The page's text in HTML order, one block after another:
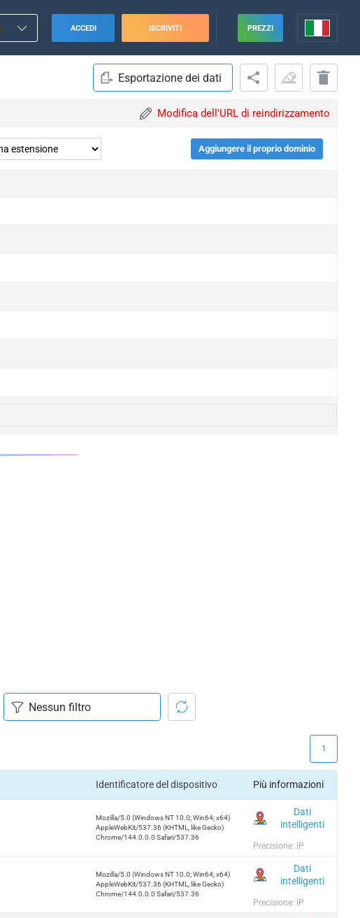
ACCEDI ISCRIVITI PREZZI
Esportazione dei dati
Modifica dell'URL di reindirizzamento
Aggiungere il proprio dominio
1
Identificatore del dispositivo Più informazioni
Mozilla/5.0 (Windows NT 10.0; Win64; x64)
AppleWebKit/537.36 (KHTML, like Gecko)
Chrome/144.0.0.0 Safari/537.36
Dati
intelligenti
Precisione: IP
Mozilla/5.0 (Windows NT 10.0; Win64; x64)
AppleWebKit/537.36 (KHTML, like Gecko)
Chrome/144.0.0.0 Safari/537.36
Dati
intelligenti
Precisione: IP